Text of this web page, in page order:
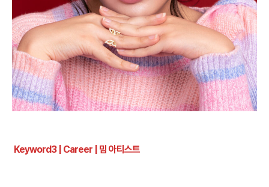
Keyword3 | Career 밈 아티스트